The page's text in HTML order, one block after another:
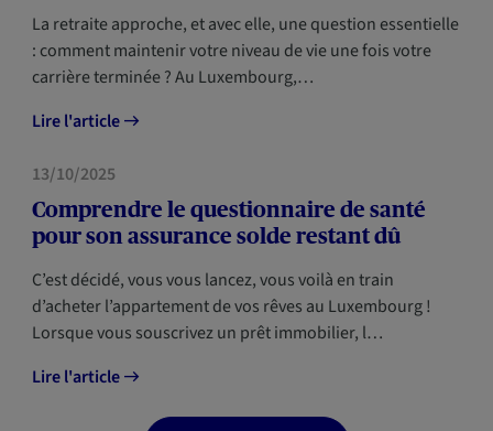
La retraite approche, et avec elle, une question essentielle
: comment maintenir votre niveau de vie une fois votre
carrière terminée ? Au Luxembourg,…
Lire l'article
PRÉVOYANCE
13/10/2025
Comprendre le questionnaire de santé
pour son assurance solde restant dû
C’est décidé, vous vous lancez, vous voilà en train
d’acheter l’appartement de vos rêves au Luxembourg !
Lorsque vous souscrivez un prêt immobilier, l…
Lire l'article